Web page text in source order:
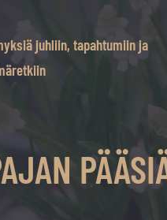
juhliin, tapahtumiin ja